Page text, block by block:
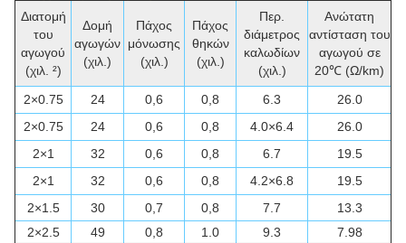
Διατομή
του
αγωγού
(χιλ. ²)
Δομή
αγωγών
(χιλ.)
Πάχος
μόνωσης
(χιλ.)
Πάχος
θηκών
(χιλ.)
Περ.
διάμετρος
καλωδίων
(χιλ.)
Ανώτατη
αντίσταση του
αγωγού σε
20℃ (Ω/km)
2×0.75
24 0,6 0,8 6.3
26.0
2×0.75
24 0,6 0,8 4.0×6.4
26.0
2×1
32 0,6 0,8 6.7
19.5
2×1
32 0,6 0,8 4.2×6.8
19.5
2×1.5
30 0,7 0,8 7.7
13.3
2×2.5
49 0,8 1.0 9.3
7.98